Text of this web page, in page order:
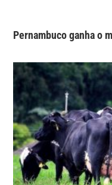
Pernambuco ganha o